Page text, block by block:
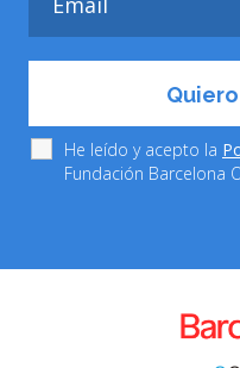
He leído y acepto la
Fundación Barcelona